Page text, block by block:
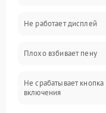
Управление и
Программное
Не работает дисплей
Плохо взбивает пену
Не срабатывает кнопка
включения